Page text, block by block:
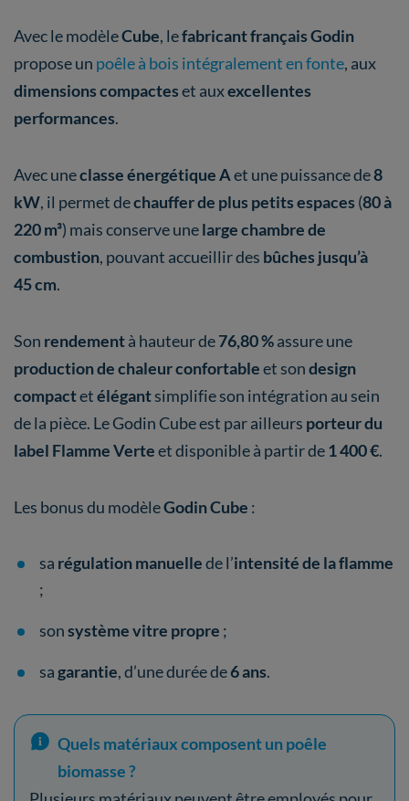
Avec le modèleCube, lefabricant français Godin
propose un poêle à bois intégralement en fonte, aux
dimensions compacteset auxexcellentes
performances.
Avec uneclasse énergétique Aet une puissance de8
kW, il permet dechauffer de plus petits espaces (80 à
220 m³) mais conserve unelarge chambre de
combustion, pouvant accueillir des bûches jusqu’à
45 cm.
Son rendementà hauteur de76,80 %assure une
production de chaleur confortableet sondesign
compactetélégantsimplifie son intégration au sein
de la pièce. Le Godin Cube est par ailleurs porteur du
label Flamme Verteet disponible à partir de1 400 €.
Les bonus du modèleGodin Cube :
sa régulation manuellede l’intensité de la flamme
;
sonsystème vitre propre ;
sagarantie, d’une durée de6 ans.
Quels matériaux composent un poêle
biomasse ?